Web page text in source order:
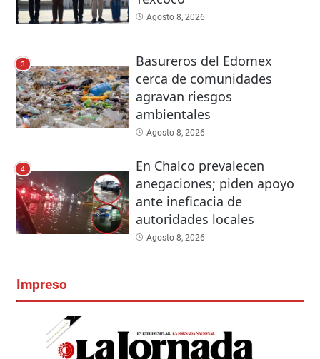
Agosto 8, 2026
3
Basureros del Edomex
cerca de comunidades
agravan riesgos
ambientales
Agosto 8, 2026
4
En Chalco prevalecen
anegaciones; piden apoyo
ante ineficacia de
autoridades locales
Agosto 8, 2026
Impreso